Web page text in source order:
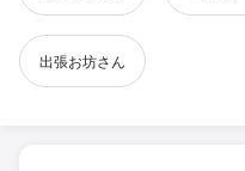
出張お坊さん